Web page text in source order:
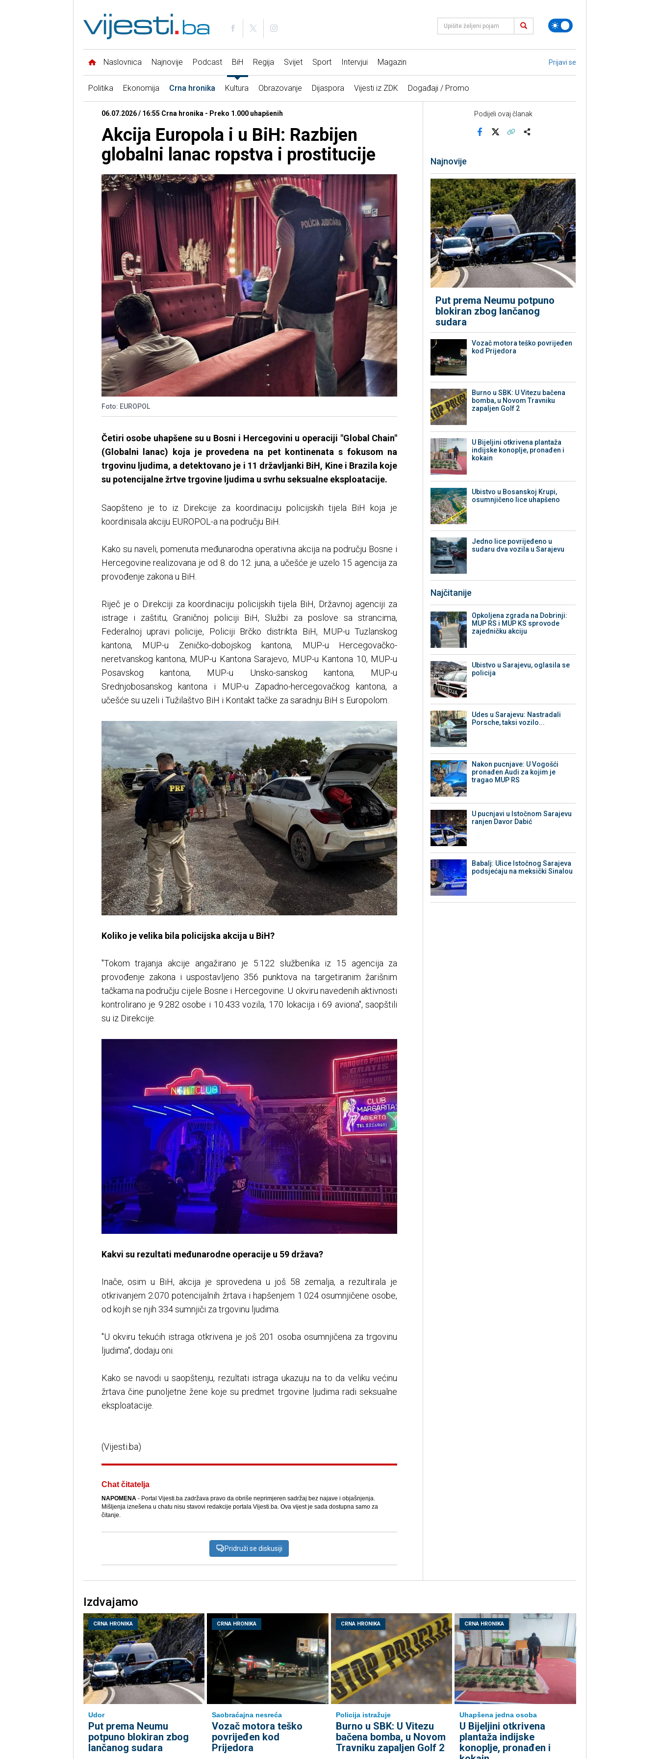
Naslovnica Najnovije Podcast BiH Regija Svijet Sport Intervjui Magazin Prijavi se
Politika Ekonomija Crna hronika Kultura Obrazovanje Dijaspora Vijesti iz ZDK Događaji / Promo
06.07.2026 / 16:55 Crna hronika - Preko 1.000 uhapšenih
Akcija Europola i u BiH: Razbijen
globalni lanac ropstva i prostitucije
Foto: EUROPOL
Četiri osobe uhapšene su u Bosni i Hercegovini u operaciji "Global Chain"
(Globalni lanac) koja je provedena na pet kontinenata s fokusom na
trgovinu ljudima, a detektovano je i 11 državljanki BiH, Kine i Brazila koje
su potencijalne žrtve trgovine ljudima u svrhu seksualne eksploatacije.
Saopšteno je to iz Direkcije za koordinaciju policijskih tijela BiH koja je
koordinisala akciju EUROPOL-a na području BiH.
Kako su naveli, pomenuta međunarodna operativna akcija na području Bosne i
Hercegovine realizovana je od 8. do 12. juna, a učešće je uzelo 15 agencija za
provođenje zakona u BiH.
Riječ je o Direkciji za koordinaciju policijskih tijela BiH, Državnoj agenciji za
istrage i zaštitu, Graničnoj policiji BiH, Službi za poslove sa strancima,
Federalnoj upravi policije, Policiji Brčko distrikta BiH, MUP-u Tuzlanskog
kantona, MUP-u Zeničko-dobojskog kantona, MUP-u Hercegovačko-
neretvanskog kantona, MUP-u Kantona Sarajevo, MUP-u Kantona 10, MUP-u
Posavskog kantona, MUP-u Unsko-sanskog kantona, MUP-u
Srednjobosanskog kantona i MUP-u Zapadno-hercegovačkog kantona, a
učešće su uzeli i Tužilaštvo BiH i Kontakt tačke za saradnju BiH s Europolom.
Koliko je velika bila policijska akcija u BiH?
"Tokom trajanja akcije angažirano je 5.122 službenika iz 15 agencija za
provođenje zakona i uspostavljeno 356 punktova na targetiranim žarišnim
tačkama na području cijele Bosne i Hercegovine. U okviru navedenih aktivnosti
kontrolirano je 9.282 osobe i 10.433 vozila, 170 lokacija i 69 aviona", saopštili
su iz Direkcije.
Kakvi su rezultati međunarodne operacije u 59 država?
Inače, osim u BiH, akcija je sprovedena u još 58 zemalja, a rezultirala je
otkrivanjem 2.070 potencijalnih žrtava i hapšenjem 1.024 osumnjičene osobe,
od kojih se njih 334 sumnjiči za trgovinu ljudima.
"U okviru tekućih istraga otkrivena je još 201 osoba osumnjičena za trgovinu
ljudima", dodaju oni.
Kako se navodi u saopštenju, rezultati istraga ukazuju na to da veliku većinu
žrtava čine punoljetne žene koje su predmet trgovine ljudima radi seksualne
eksploatacije.
(Vijesti.ba)
Chat čitatelja
NAPOMENA - Portal Vijesti.ba zadržava pravo da obriše neprimjeren sadržaj bez najave i objašnjenja.
Mišljenja iznešena u chatu nisu stavovi redakcije portala Vijesti.ba. Ova vijest je sada dostupna samo za
čitanje.
Pridruži se diskusiji
Podijeli ovaj članak
Najnovije
Put prema Neumu potpuno
blokiran zbog lančanog
sudara
Vozač motora teško povrijeđen
kod Prijedora
Burno u SBK: U Vitezu bačena
bomba, u Novom Travniku
zapaljen Golf 2
​U Bijeljini otkrivena plantaža
indijske konoplje, pronađen i
kokain
Ubistvo u Bosanskoj Krupi,
osumnjičeno lice uhapšeno
Јedno lice povrijeđeno u
sudaru dva vozila u Sarajevu
Najčitanije
Opkoljena zgrada na Dobrinji:
MUP RS i MUP KS sprovode
zajedničku akciju
Ubistvo u Sarajevu, oglasila se
policija
Udes u Sarajevu: Nastradali
Porsche, taksi vozilo...
Nakon pucnjave: U Vogošći
pronađen Audi za kojim je
tragao MUP RS
U pucnjavi u Istočnom Sarajevu
ranjen Davor Dabić
Babalj: Ulice Istočnog Sarajeva
podsjećaju na meksički Sinalou
Izdvajamo
CRNA HRONIKA
Udor
Put prema Neumu
potpuno blokiran zbog
lančanog sudara
CRNA HRONIKA
Saobraćajna nesreća
Vozač motora teško
povrijeđen kod
Prijedora
CRNA HRONIKA
Policija istražuje
Burno u SBK: U Vitezu
bačena bomba, u Novom
Travniku zapaljen Golf 2
CRNA HRONIKA
Uhapšena jedna osoba
​U Bijeljini otkrivena
plantaža indijske
konoplje, pronađen i